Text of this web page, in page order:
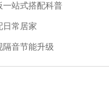
一站式搭配科普
日常居家
音节能升级